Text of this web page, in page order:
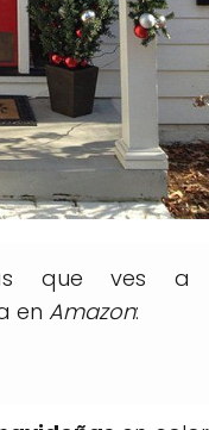
que ves a
en Amazon: